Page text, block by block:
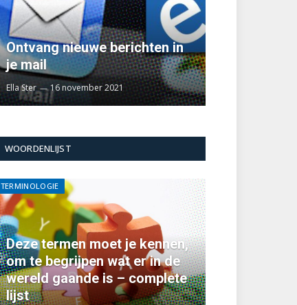
Ontvang nieuwe berichten in
je mail
Ella Ster 16 november 2021
WOORDENLIJST
TERMINOLOGIE
Deze termen moet je kennen,
om te begrijpen wat er in de
wereld gaande is – complete
lijst